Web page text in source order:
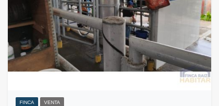
FINCA VENTA